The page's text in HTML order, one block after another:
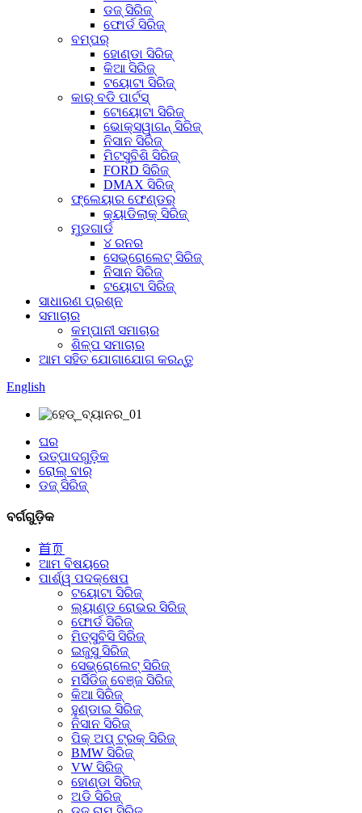
ଡଜ୍ ସିରିଜ୍
ଫୋର୍ଡ ସିରିଜ୍
ବମ୍ପର୍
ହୋଣ୍ଡା ସିରିଜ୍
କିଆ ସିରିଜ୍
ଟୟୋଟା ସିରିଜ୍
କାର୍ ବଡି ପାର୍ଟସ୍
ଟୋୟୋଟା ସିରିଜ୍
ଭୋକ୍ସୱାଗନ୍ ସିରିଜ୍
ନିସାନ ସିରିଜ୍
ମିଟସୁବିଶି ସିରିଜ୍
FORD ସିରିଜ୍
DMAX ସିରିଜ୍
ଫ୍ଲେୟାର ଫେଣ୍ଡର୍
କ୍ୟାଡିଲାକ୍ ସିରିଜ୍
ମୁଡଗାର୍ଡ
୪ ରନର
ସେଭ୍ରୋଲେଟ୍ ସିରିଜ୍
ନିସାନ ସିରିଜ୍
ଟୟୋଟା ସିରିଜ୍
ସାଧାରଣ ପ୍ରଶ୍ନ
ସମାଚାର
କମ୍ପାନୀ ସମାଚାର
ଶିଳ୍ପ ସମାଚାର
ଆମ ସହିତ ଯୋଗାଯୋଗ କରନ୍ତୁ
English
ଘର
ଉତ୍ପାଦଗୁଡ଼ିକ
ରୋଲ୍ ବାର୍
ଡଜ୍ ସିରିଜ୍
ବର୍ଗଗୁଡ଼ିକ
首页
ଆମ ବିଷୟରେ
ପାର୍ଶ୍ୱ ପଦକ୍ଷେପ
ଟୟୋଟା ସିରିଜ୍
ଲ୍ୟାଣ୍ଡ ରୋଭର ସିରିଜ୍
ଫୋର୍ଡ ସିରିଜ୍
ମିତ୍ସୁବିସି ସିରିଜ୍
ଇଜୁସୁ ସିରିଜ୍
ସେଭ୍ରୋଲେଟ୍ ସିରିଜ୍
ମର୍ସିଡିଜ୍ ବେଞ୍ଜ ସିରିଜ୍
କିଆ ସିରିଜ୍
ହୁଣ୍ଡାଇ ସିରିଜ୍
ନିସାନ ସିରିଜ୍
ପିକ୍ ଅପ୍ ଟ୍ରକ୍ ସିରିଜ୍
BMW ସିରିଜ୍
VW ସିରିଜ୍
ହୋଣ୍ଡା ସିରିଜ୍
ଅଡି ସିରିଜ୍